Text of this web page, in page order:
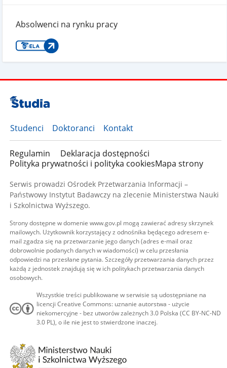
Absolwenci na rynku pracy
Studenci Doktoranci Kontakt
Regulamin
Deklaracja dostępności
Polityka prywatności i polityka cookiesMapa strony
Serwis prowadzi Ośrodek Przetwarzania Informacji –
Państwowy Instytut Badawczy na zlecenie Ministerstwa Nauki
i Szkolnictwa Wyższego.
Strony dostępne w domenie www.gov.pl mogą zawierać adresy skrzynek
mailowych. Użytkownik korzystający z odnośnika będącego adresem e-
mail zgadza się na przetwarzanie jego danych (adres e-mail oraz
dobrowolnie podanych danych w wiadomości) w celu przesłania
odpowiedzi na przesłane pytania. Szczegóły przetwarzania danych przez
każdą z jednostek znajdują się w ich politykach przetwarzania danych
osobowych.
Wszystkie treści publikowane w serwisie są udostępniane na
licencji Creative Commons: uznanie autorstwa - użycie
niekomercyjne - bez utworów zależnych 3.0 Polska (CC BY-NC-ND
3.0 PL), o ile nie jest to stwierdzone inaczej.